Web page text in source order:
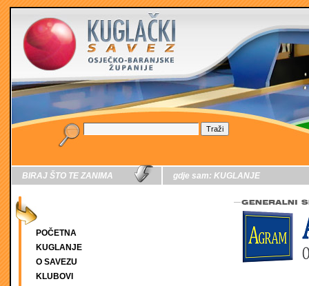
BIRAJ ŠTO TE ZANIMA
POČETNA
KUGLANJE
O SAVEZU
KLUBOVI
gdje sam: KUGLANJE